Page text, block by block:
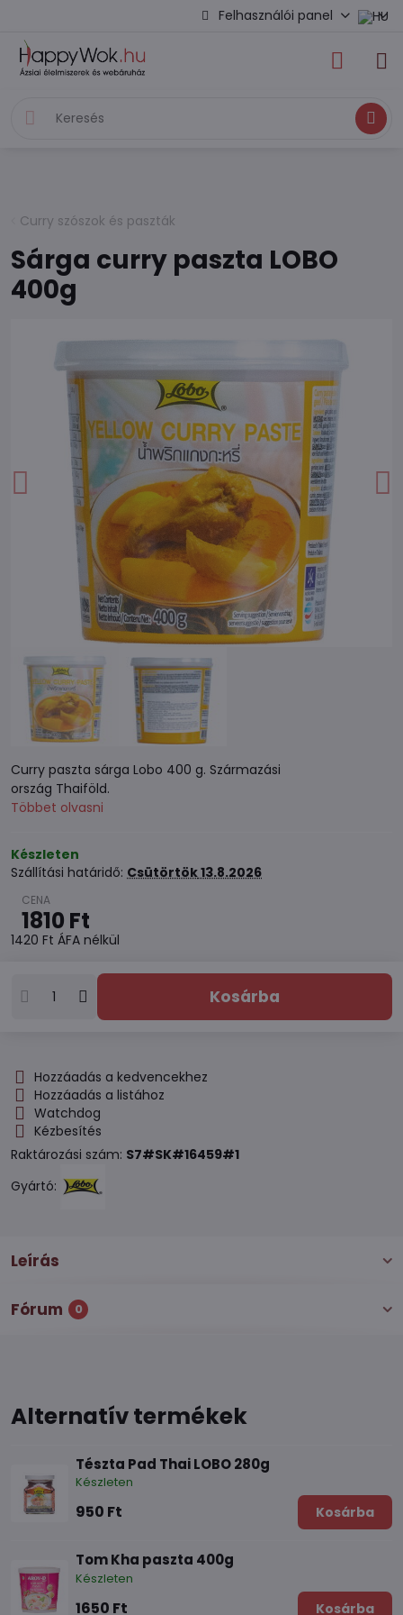
Felhasználói panel
Keresés
Curry szószok és paszták
Sárga curry paszta LOBO
400g
Curry paszta sárga Lobo 400 g. Származási
ország Thaiföld.
Többet olvasni
Készleten
Szállítási határidő: Csütörtök13.8.2026
1810 Ft
1420 Ft ÁFA nélkül
Kosárba
Hozzáadás a kedvencekhez
Hozzáadás a listához
Watchdog
Kézbesítés
Raktározási szám: S7#SK#16459#1
Gyártó:
Leírás
Fórum 0
Alternatív termékek
Tészta Pad Thai LOBO 280g
Készleten
950 Ft Kosárba
Tom Kha paszta 400g
Készleten
1650 Ft Kosárba